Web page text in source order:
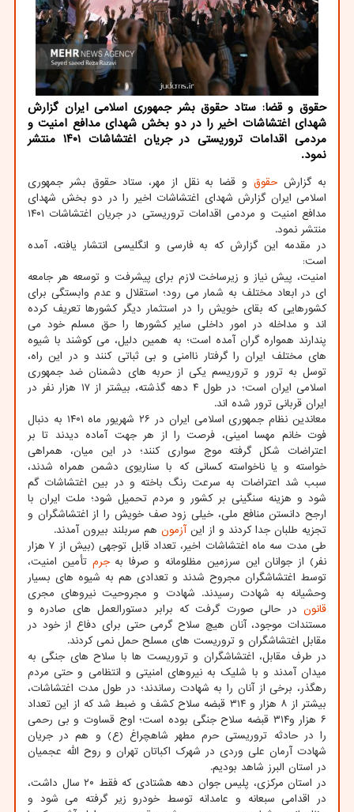
حقوق و قضا: ستاد حقوق بشر جمهوری اسلامی ایران گزارش
شهدای اغتشاشات اخیر را در دو بخش شهدای مدافع امنیت و
مردمی اقدامات تروریستی در جریان اغتشاشات ۱۴۰۱ منتشر
نمود.
به گزارش حقوقو قضا به نقل از مهر، ستاد حقوق بشر جمهوری
اسلامی ایران گزارش شهدای اغتشاشات اخیر را در دو بخش شهدای
مدافع امنیت و مردمی اقدامات تروریستی در جریان اغتشاشات ۱۴۰۱
منتشر نمود.
در مقدمه این گزارش که به فارسی و انگلیسی انتشار یافته، آمده
است:
امنیت، پیش ‎نیاز و زیرساخت لازم برای پیشرفت و توسعه هر جامعه
ای در ابعاد مختلف به شمار می رود؛ استقلال و عدم وابستگی برای
کشورهایی که بقای خویش را در استثمار دیگر کشورها تعریف کرده
اند و مداخله در امور داخلی سایر کشورها را حق مسلم خود می
پندارند همواره گران آمده است؛ به همین دلیل، می کوشند با شیوه
های مختلف ایران را گرفتار ناامنی و بی ثباتی کنند و در این راه،
توسل به ترور و تروریسم یکی از حربه های دشمنان ضد جمهوری
اسلامی ایران است؛ در طول ۴ دهه گذشته، بیشتر از ۱۷ هزار نفر در
ایران قربانی ترور شده اند.
معاندین نظام جمهوری اسلامی ایران در ۲۶ شهریور ماه ۱۴۰۱ به دنبال
فوت خانم مهسا امینی، فرصت را از هر جهت آماده دیدند تا بر
اعتراضات شکل گرفته موج سواری کنند؛ در این میان، همراهی
خواسته و یا ناخواسته کسانی که با سناریوی دشمن همراه شدند،
سبب شد اعتراضات به سرعت رنگ باخته و در بین اغتشاشات گم
شود و هزینه سنگینی بر کشور و مردم تحمیل شود؛ ملت ایران با
ارجح دانستن منافع ملی، خیلی زود صف خویش را از اغتشاشگران و
تجزیه طلبان جدا کردند و از اینآزمون هم سربلند بیرون آمدند.
طی مدت سه ماه اغتشاشات اخیر، تعداد قابل توجهی (بیش از ۷ هزار
نفر) از جوانان این سرزمین مظلومانه و صرفا بهجرم تأمین امنیت،
توسط اغتشاشگران مجروح شدند و تعدادی هم به شیوه های بسیار
وحشیانه به شهادت رسیدند. شهادت و مجروحیت نیروهای مجری
قانون در حالی صورت گرفت که برابر دستورالعمل های صادره و
مستندات موجود، آنان هیچ سلاح گرمی حتی برای دفاع از خود در
مقابل اغتشاشگران و تروریست های مسلح حمل نمی کردند.
در طرف مقابل، اغتشاشگران و تروریست ها با سلاح های جنگی به
میدان آمدند و با شلیک به نیروهای امنیتی و انتظامی و حتی مردم
رهگذر، برخی از آنان را به شهادت رساندند؛ در طول مدت اغتشاشات،
بیشتر از ۸ هزار و ۳۱۴ قبضه سلاح کشف و ضبط شد که از این تعداد
۶ هزار و۳۱۴ قبضه سلاح جنگی بوده است؛ اوج قساوت و بی رحمی
را در حادثه تروریستی حرم مطهر شاهچراغ (ع) و هم در جریان
شهادت آرمان علی وردی در شهرک اکباتان تهران و روح الله عجمیان
در استان البرز شاهد بودیم.
در استان مرکزی، پلیس جوان دهه هشتادی که فقط ۲۰ سال داشت،
در اقدامی سبعانه و عامدانه توسط خودرو زیر گرفته می شود و